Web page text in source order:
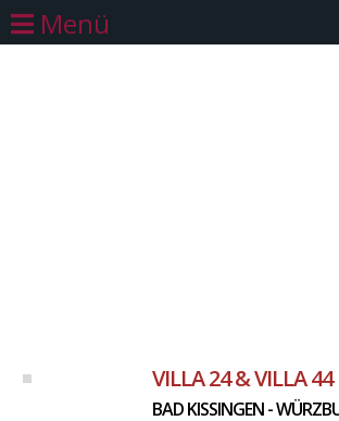
Menü
VILLA 24 & VILLA 44
BAD KISSINGEN -